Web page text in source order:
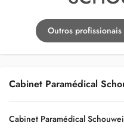
Outros
Cabinet Paramédical
Cabinet Paramédical